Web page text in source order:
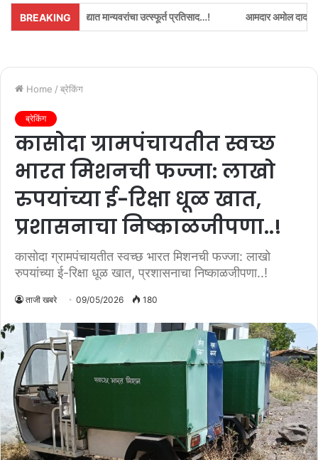
BREAKING
मान्यवरांचा उत्स्फूर्त प्रतिसाद…! आमदार अमोल दादा पाटील यांची मंत्री
Home / ब्रेकिंग
ब्रेकिंग
कासोदा ग्रामपंचायतीत स्वच्छ
भारत मिशनची फज्जा: लाखो
रुपयांच्या ई-रिक्षा धूळ खात,
प्रशासनाचा निष्काळजीपणा..!
कासोदा ग्रामपंचायतीत स्वच्छ भारत मिशनची फज्जा: लाखो
रुपयांच्या ई-रिक्षा धूळ खात, प्रशासनाचा निष्काळजीपणा..!
ताजी खबरे 09/05/2026 180